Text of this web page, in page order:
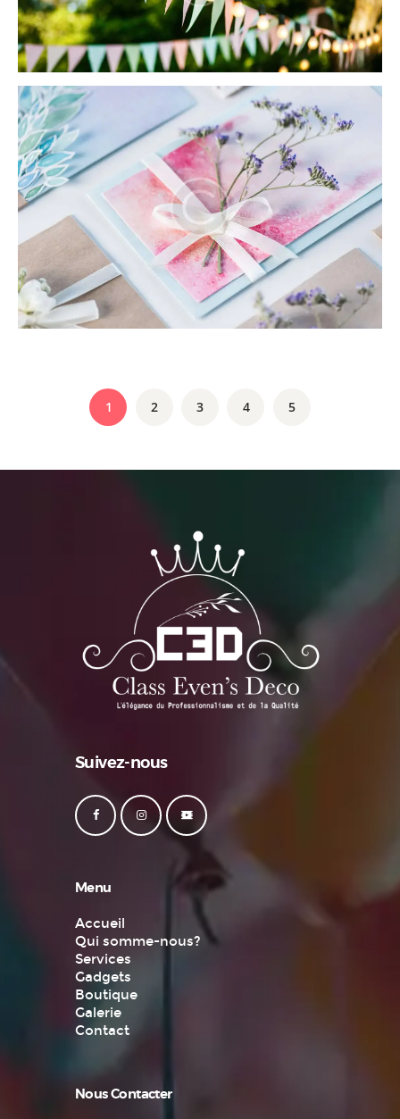
1 2 3 4 5
Suivez-nous
Menu
Accueil
Qui somme-nous?
Services
Gadgets
Boutique
Galerie
Contact
Nous Contacter